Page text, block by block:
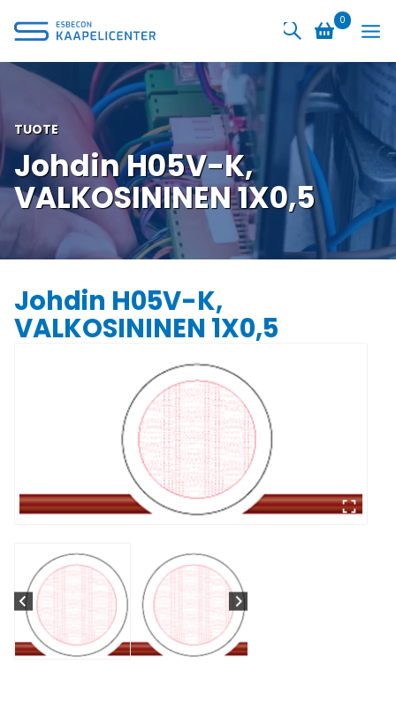
sisältöön
0
TUOTE
Johdin H05V-K,
VALKOSININEN 1X0,5
Johdin H05V-K,
VALKOSININEN 1X0,5